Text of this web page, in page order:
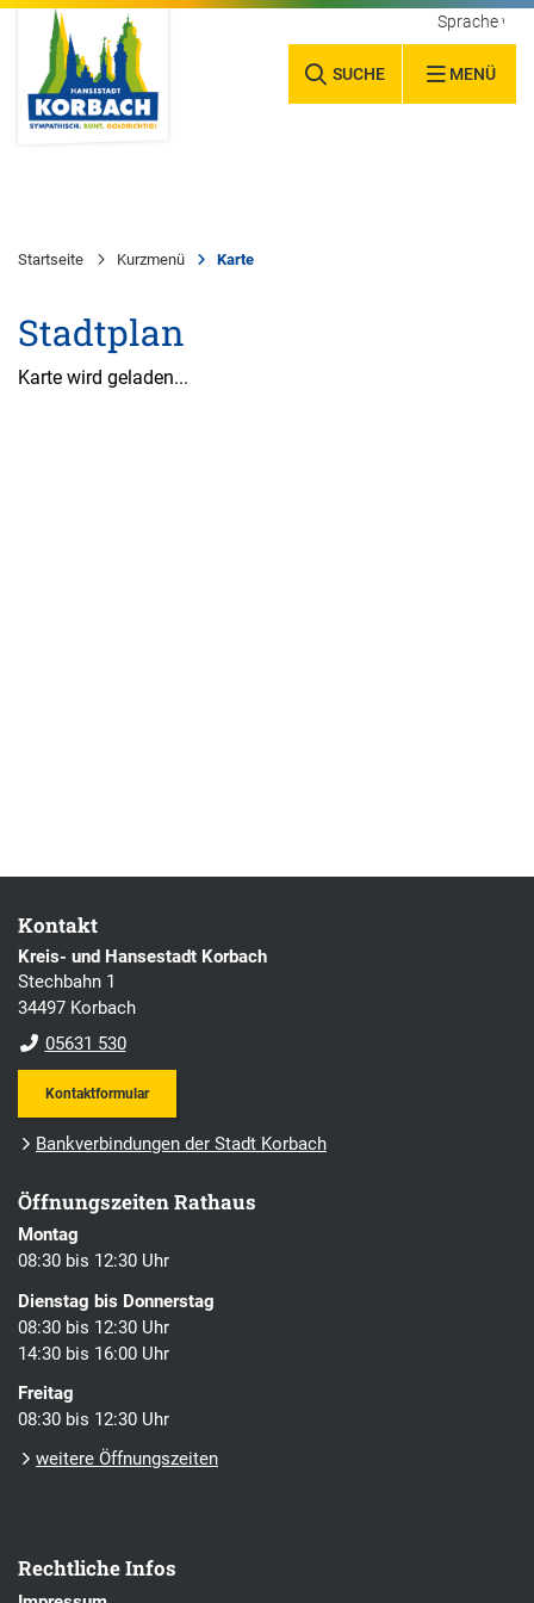
SUCHE MENÜ
Sprache
Startseite Kurzmenü Karte
Stadtplan
Karte wird geladen...
Kontakt
Kreis- und Hansestadt Korbach
Stechbahn 1
34497 Korbach
05631 530
Kontaktformular
Bankverbindungen der Stadt Korbach
Öffnungszeiten Rathaus
Montag
08:30 bis 12:30 Uhr
Dienstag bis Donnerstag
08:30 bis 12:30 Uhr
14:30 bis 16:00 Uhr
Freitag
08:30 bis 12:30 Uhr
weitere Öffnungszeiten
Rechtliche Infos